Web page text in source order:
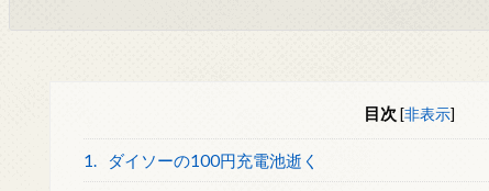
目次 [非表示]
1. ダイソーの100円充電池逝く